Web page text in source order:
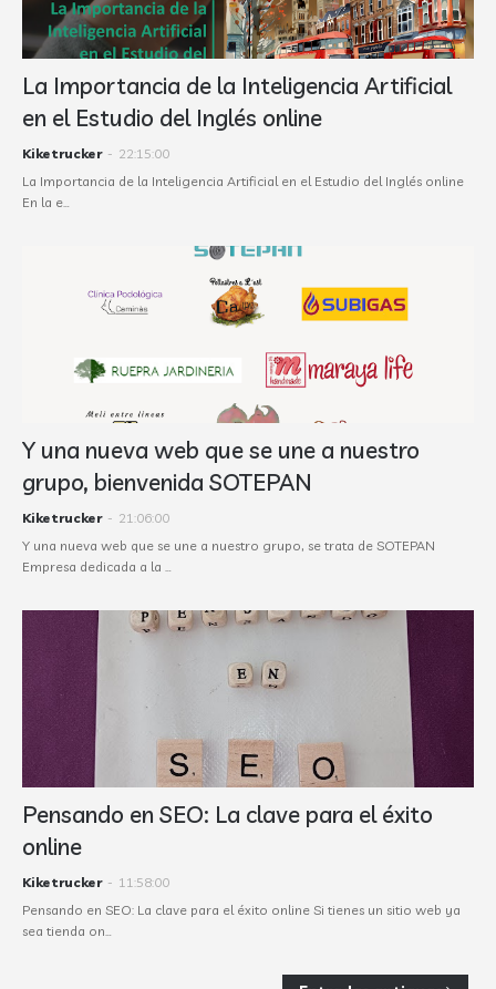
La Importancia de la Inteligencia Artificial
en el Estudio del Inglés online
Kiketrucker - 22:15:00
La Importancia de la Inteligencia Artificial en el Estudio del Inglés online
En la e…
Y una nueva web que se une a nuestro
grupo, bienvenida SOTEPAN
Kiketrucker - 21:06:00
Y una nueva web que se une a nuestro grupo, se trata de SOTEPAN
Empresa dedicada a la …
Pensando en SEO: La clave para el éxito
online
Kiketrucker - 11:58:00
Pensando en SEO: La clave para el éxito online Si tienes un sitio web ya
sea tienda on…